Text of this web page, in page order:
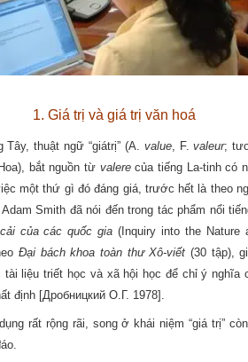
1. Giá trị và giá trị văn hoá
Tây, thuật ngữ “giátrị” (A. value, F.valeur;
) , bắt nguồn từ valerecủa tiếng La-tinh có
một thứ gì đóđáng giá, trước hết là theo
Adam Smith đã nói đến trong tác phẩm nổi
của các quốc gia ( Inquiry into the
Đại bách khoa toàn thư Xô-viết(30 tập),
liệu triết học và xã hội học để chỉ ý nghĩa
định [Дробницкий О.Г. 1978].
rất rộng rãi, song ở khái niệm “giá trị”